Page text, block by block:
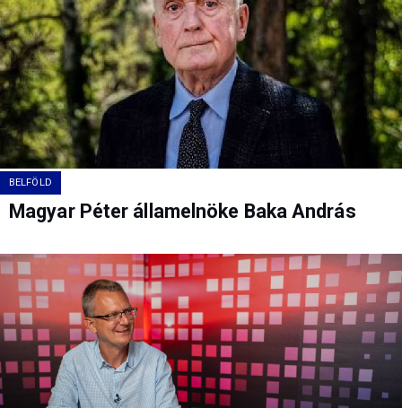
BELFÖLD
Magyar Péter államelnöke Baka András